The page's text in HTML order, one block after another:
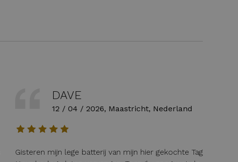
DAVE
12 / 04 / 2026, Maastricht, Nederland
Gisteren mijn lege batterij van mijn hier gekochte Tag